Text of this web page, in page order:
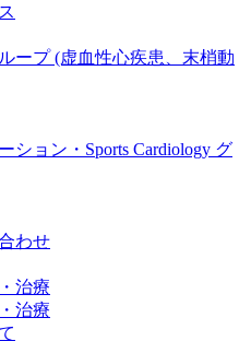
ープ (虚血性心疾患、末梢動
ション・Sports Cardiology グ
わせ
治療
治療